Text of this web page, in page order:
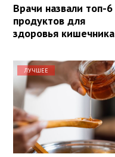
Врачи назвали топ-6
продуктов для
здоровья кишечника
ЛУЧШЕЕ